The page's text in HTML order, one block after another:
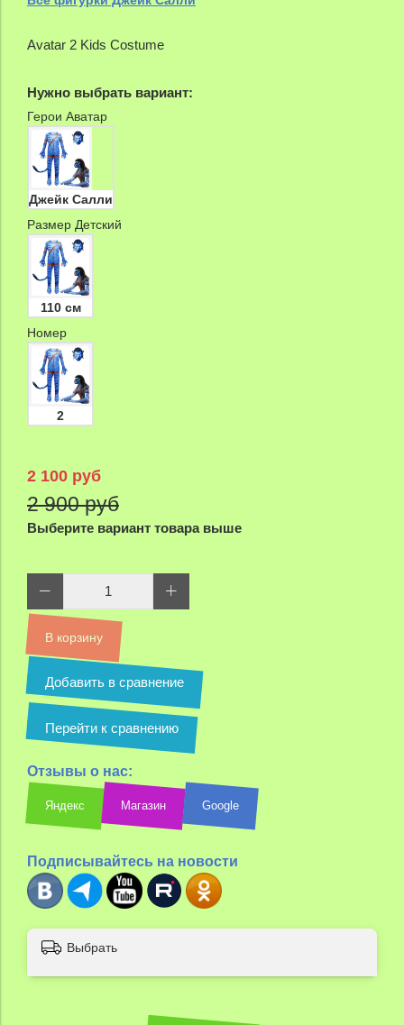
Avatar 2 Kids Costume
Нужно выбрать вариант:
Герои Аватар
Джейк Салли
Размер Детский
110 см
Номер
2
2 100 руб
2 900 руб
Выберите вариант товара выше
В корзину
Добавить в сравнение
Перейти к сравнению
Отзывы о нас:
Яндекс Магазин Google
Подписывайтесь на новости
Выбрать